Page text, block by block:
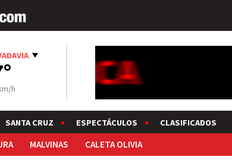
h
SANTA CRUZ ESPECTÁCULOS CLASIFICADOS
MALVINAS CALETA OLIVIA